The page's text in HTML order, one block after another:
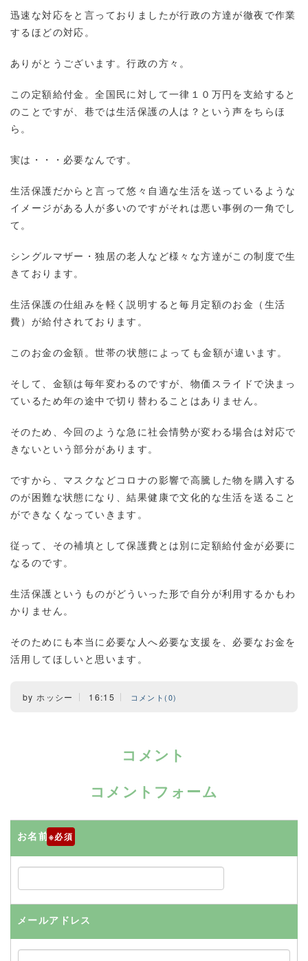
迅速な対応をと言っておりましたが行政の方達が徹夜で作業
するほどの対応。
ありがとうございます。行政の方々。
この定額給付金。全国民に対して一律１０万円を支給すると
のことですが、巷では生活保護の人は？という声をちらほ
ら。
実は・・・必要なんです。
生活保護だからと言って悠々自適な生活を送っているような
イメージがある人が多いのですがそれは悪い事例の一角でし
て。
シングルマザー・独居の老人など様々な方達がこの制度で生
きております。
生活保護の仕組みを軽く説明すると毎月定額のお金（生活
費）が給付されております。
このお金の金額。世帯の状態によっても金額が違います。
そして、金額は毎年変わるのですが、物価スライドで決まっ
ているため年の途中で切り替わることはありません。
そのため、今回のような急に社会情勢が変わる場合は対応で
きないという部分があります。
ですから、マスクなどコロナの影響で高騰した物を購入する
のが困難な状態になり、結果健康で文化的な生活を送ること
ができなくなっていきます。
従って、その補填として保護費とは別に定額給付金が必要に
なるのです。
生活保護というものがどういった形で自分が利用するかもわ
かりません。
そのためにも本当に必要な人へ必要な支援を、必要なお金を
活用してほしいと思います。
by ホッシー 16:15 コメント(0)
コメント
コメントフォーム
お名前※
メールアドレス